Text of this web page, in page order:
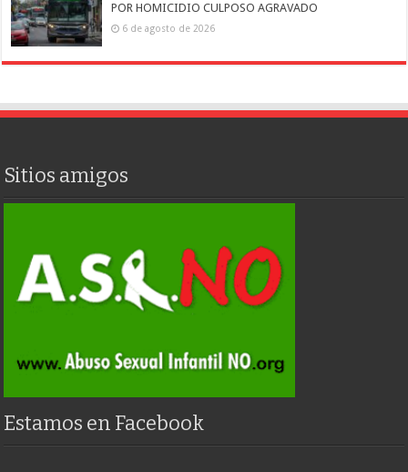
POR HOMICIDIO CULPOSO AGRAVADO
6 de agosto de 2026
Sitios amigos
Estamos en Facebook